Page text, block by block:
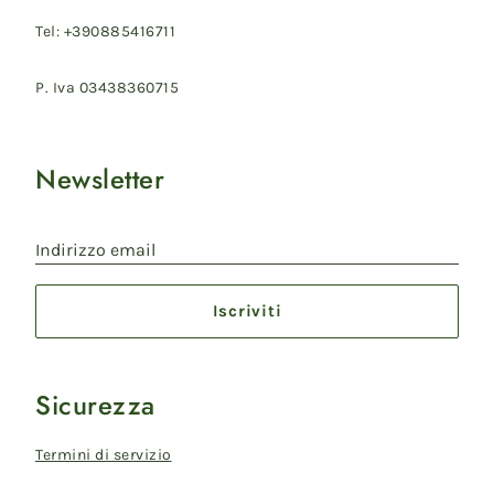
Tel: +390885416711
P. Iva 03438360715
Newsletter
Indirizzo email
Iscriviti
Sicurezza
Termini di servizio